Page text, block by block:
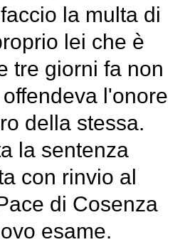
la multa di
lei che è
tre giorni fa non
l'onore
della stessa.
la sentenza
con rinvio al
di Cosenza
esame.